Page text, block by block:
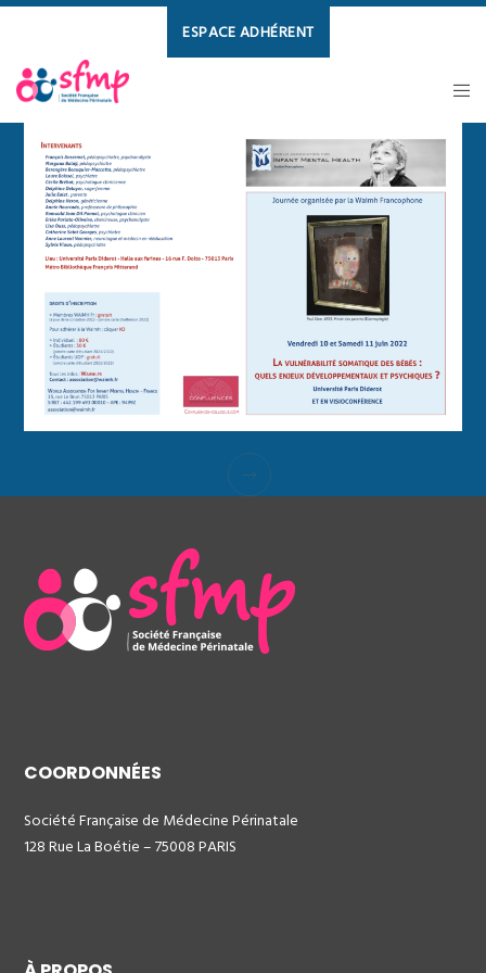
ESPACE ADHÉRENT
COORDONNÉES
Société Française de Médecine Périnatale
128 Rue La Boétie – 75008 PARIS